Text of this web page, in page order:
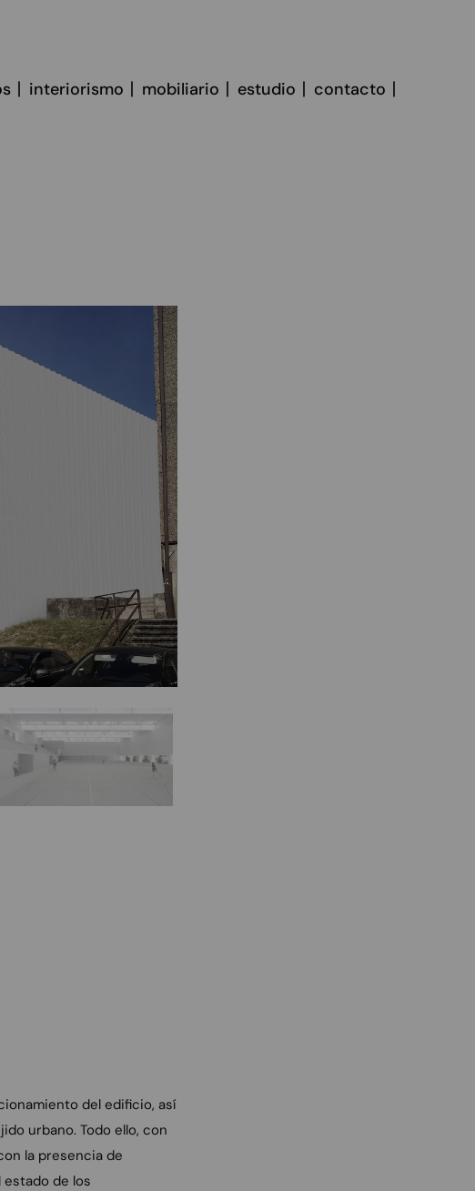
interiorismo mobiliario estudio contacto
del edificio, así
urbano. Todo ello, con
la presencia de
estado de los